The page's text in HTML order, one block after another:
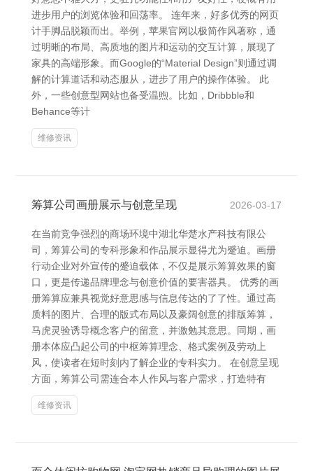
进步用户的浏览体验和回荡率。 连年来，好多优秀的网页
计手脚品脱颖而出。举例，苹果官网以极简作风著称，通
过明晰的布局、高质地的图片和运动的交互计算，展现了
家具的高端形象。而Google的“Material Design”则通过调
解的计算道话和动态服从，进步了用户的操作体验。 此
外，一些创意型网站也备受温煦。比如，Dribbble和
Behance等计
维修资讯
筹算公司画册展示与创意呈现 2026-03-17
在当前竞争强烈的商场环境中湖北华楚水产科技有限公
司，筹算公司的专科形象和作品展示显得尤为蹙迫。画册
行动企业对外宣传的蹙迫载体，不仅是展示筹算效果的窗
口，更是传递品牌理念与创意价值的要害器具。 优秀的画
册筹算应兼具视觉好意思感与信息传达的了了性。通过高
质料的图片、合理的版式布局以及豪阔创意的排版筹算，
马虎灵验诱导概念客户的留意，并激勉其意思。同期，画
册本体应凸起公司的中枢筹算理念、格式案例及劳动上
风，使读者在短时刻内了解企业的专科实力。 在创意呈现
方面，筹算公司需连合本人作风与客户需求，打造特有
维修资讯